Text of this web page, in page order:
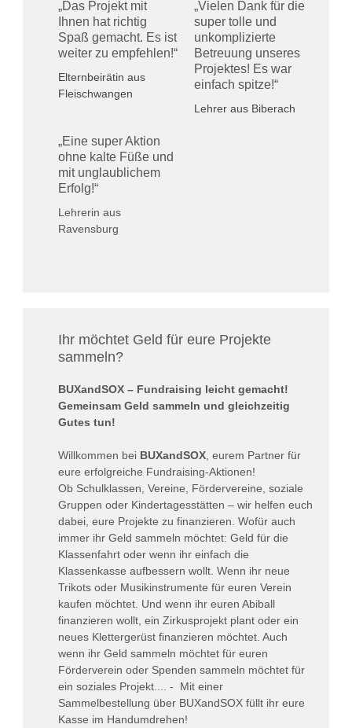
„Das Projekt mit
Ihnen hat richtig
Spaß gemacht. Es ist
weiter zu empfehlen!“
Elternbeirätin aus
Fleischwangen
„Vielen Dank für die
super tolle und
unkomplizierte
Betreuung unseres
Projektes! Es war
einfach spitze!“
Lehrer aus Biberach
„Eine super Aktion
ohne kalte Füße und
mit unglaublichem
Erfolg!“
Lehrerin aus
Ravensburg
Ihr möchtet Geld für eure Projekte
sammeln?
BUXandSOX – Fundraising leicht gemacht!
Gemeinsam Geld sammeln und gleichzeitig
Gutes tun!
Willkommen bei BUXandSOX, eurem Partner für
eure erfolgreiche Fundraising-Aktionen!
Ob Schulklassen, Vereine, Fördervereine, soziale
Gruppen oder Kindertagesstätten – wir helfen euch
dabei, eure Projekte zu finanzieren. Wofür auch
immer ihr Geld sammeln möchtet: Geld für die
Klassenfahrt oder wenn ihr einfach die
Klassenkasse aufbessern wollt. Wenn ihr neue
Trikots oder Musikinstrumente für euren Verein
kaufen möchtet. Und wenn ihr euren Abiball
finanzieren wollt, ein Zirkusprojekt plant oder ein
neues Klettergerüst finanzieren möchtet. Auch
wenn ihr Geld sammeln möchtet für euren
Förderverein oder Spenden sammeln möchtet für
ein soziales Projekt.... - Mit einer
Sammelbestellung über BUXandSOX füllt ihr eure
Kasse im Handumdrehen!